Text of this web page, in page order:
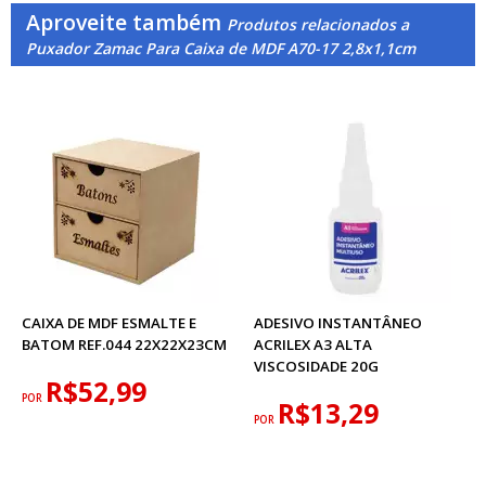
Aproveite também Produtos relacionados a
Puxador Zamac Para Caixa de MDF A70-17 2,8x1,1cm
CAIXA DE MDF ESMALTE E
BATOM REF.044 22X22X23CM
POR R$52,99
ADESIVO INSTANTÂNEO
ACRILEX A3 ALTA
VISCOSIDADE 20G
POR R$13,29